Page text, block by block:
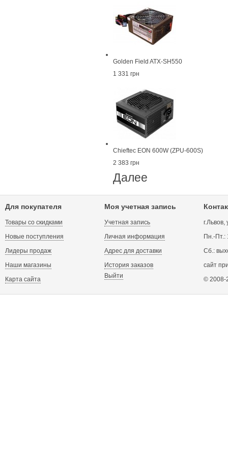
Golden Field ATX-SH550
1 331 грн
Chieftec EON 600W (ZPU-600S)
2 383 грн
Далее
Для покупателя
Товары со скидками
Новые поступления
Лидеры продаж
Наши магазины
Карта сайта
Моя учетная запись
Учетная запись
Личная информация
Адрес для доставки
История заказов
Выйти
Пн.-Пт.:
Сб.:
сайт
© 2008-